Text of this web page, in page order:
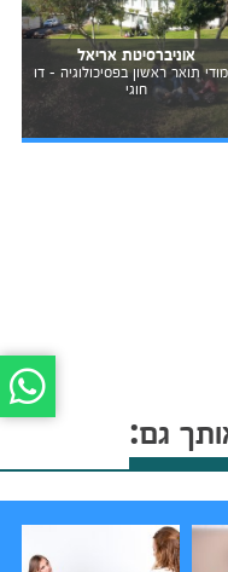
אוניברסיטת אריאל
תואר ראשון בפסיכולוגיה - דו
חוגי
גם: